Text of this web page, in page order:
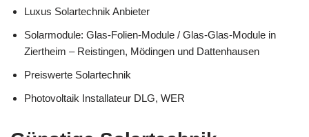
Luxus Solartechnik Anbieter
Solarmodule: Glas-Folien-Module / Glas-Glas-Module in
Ziertheim – Reistingen, Mödingen und Dattenhausen
Preiswerte Solartechnik
Photovoltaik Installateur DLG, WER